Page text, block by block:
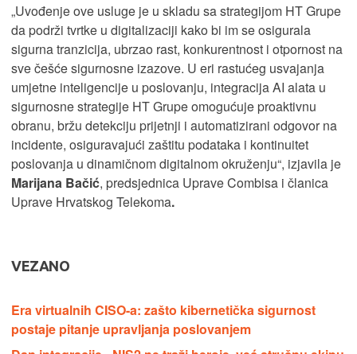
„Uvođenje ove usluge je u skladu sa strategijom HT Grupe
da podrži tvrtke u digitalizaciji kako bi im se osigurala
sigurna tranzicija, ubrzao rast, konkurentnost i otpornost na
sve češće sigurnosne izazove. U eri rastućeg usvajanja
umjetne inteligencije u poslovanju, integracija AI alata u
sigurnosne strategije HT Grupe omogućuje proaktivnu
obranu, bržu detekciju prijetnji i automatizirani odgovor na
incidente, osiguravajući zaštitu podataka i kontinuitet
poslovanja u dinamičnom digitalnom okruženju“, izjavila je
Marijana Bačić, predsjednica Uprave Combisa i članica
Uprave Hrvatskog Telekoma.
VEZANO
Era virtualnih CISO-a: zašto kibernetička sigurnost
postaje pitanje upravljanja poslovanjem